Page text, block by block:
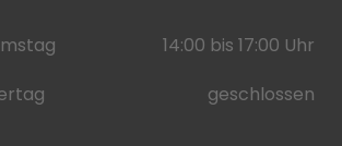
14:00 bis 17:00 Uhr
geschlossen